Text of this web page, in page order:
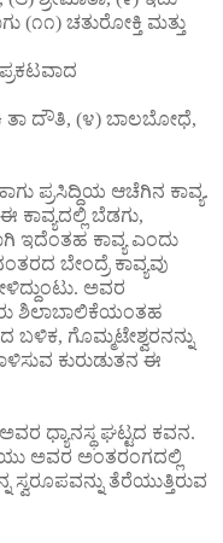
(೧೧) ಚತುರೋಕ್ತಿ ಮತ್ತು
ತಾ ದೌತಿ, (೪) ಬಾಲಬೋಧೆ,
ಪ್ರಸಿದ್ಧಿಯ ಆಚೆಗಿನ ಕಾವ್ಯ.
ಕಾವ್ಯದಲ್ಲಿ ಬೆಡಗು,
ಇದೆಂತಹ ಕಾವ್ಯ ಎಂದು
ಬೇಂದ್ರೆ ಕಾವ್ಯವು
ಅವರ
ಶಿಲಾಬಾಲಿಕೆಯಂತಹ
ಗೊಮ್ಮಟೇಶ್ವರನನ್ನು
ಕುರುಡುತನ ಈ
ಧ್ಯಾನಸ್ಥ ಘಟ್ಟದ ಕವನ.
ಅವರ ಅಂತರಂಗದಲ್ಲಿ
ತೆರೆಯುತ್ತಿರುವ